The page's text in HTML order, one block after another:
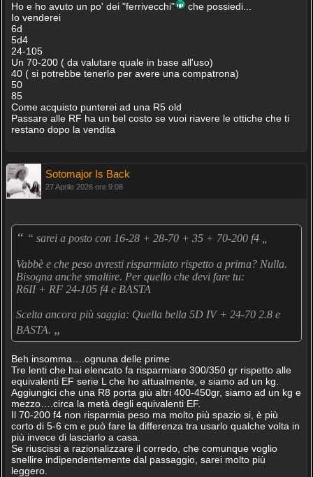
Ho e ho avuto un po' dei "ferrivecchi"
che possiedi...
Io venderei
6d
5d4
24-105
Un 70-200 ( da valutare quale in base all'uso)
40 ( si potrebbe tenerlo per avere una compatrona)
50
85
Come acquisto punterei ad una R5 old
Passare alle RF ha un bel costo se vuoi riavere le ottiche che ti
restano dopo la vendita
Sotomajor Is Back
27 Aprile 2026 ore 9:08
“ “ sarei a posto con 16-28 + 28-70 + 35 + 70-200 f4 „
Vabbè e che peso avresti risparmiato rispetto a prima? Nulla.
Bisogna anche smaltire. Per quello che devi fare tu:
R6II + RF 24-105 f4 e BASTA
Scelta ancora più saggia: Quella bella 5D IV + 24-70 2.8 e
BASTA. „
Beh insomma….ognuna delle prime
Tre lenti che hai elencato fa risparmiare 300/350 gr rispetto alle
equivalenti EF serie L che ho attualmente, e siamo ad un kg.
Aggiungici che una R8 porta giù altri 400-450gr, siamo ad un kg e
mezzo….circa la metà degli equivalenti EF.
Il 70-200 f4 non risparmia peso ma molto più spazio si, è più
corto di 5-6 cm e può fare la differenza tra usarlo qualche volta in
più invece di lasciarlo a casa.
Se riuscissi a razionalizzare il corredo, che comunque voglio
snellire indipendentemente dal passaggio, sarei molto più
leggero.